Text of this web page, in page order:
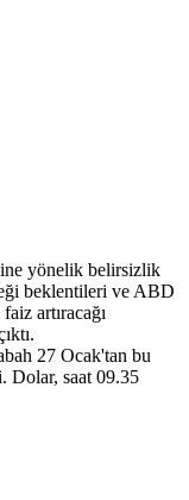
yönelik belirsizlik
beklentileri ve ABD
artıracağı
27 Ocak'tan bu
Dolar, saat 09.35